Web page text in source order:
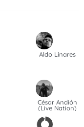
Aldo Linares
César Andión
(Live Nation)